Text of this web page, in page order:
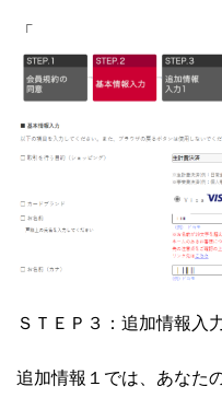
「
ＳＴＥＰ３：追加情報入
追加情報１では、あなた